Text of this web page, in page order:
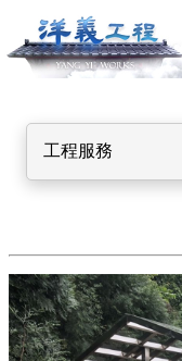
工程服務